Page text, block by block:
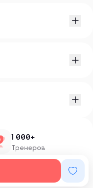
1 000+
Тренеров